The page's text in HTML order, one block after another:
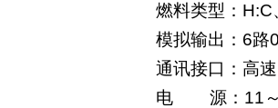
燃料类型：
模拟输出：6路
通讯接口：高
电 源：11～